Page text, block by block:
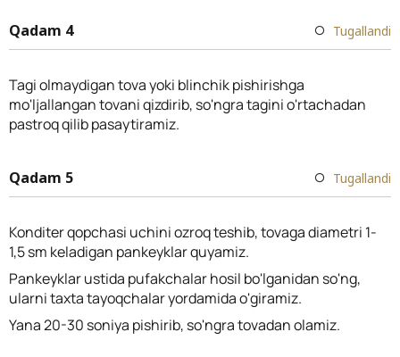
Qadam 4 Tugallandi
Tagi olmaydigan tova yoki blinchik pishirishga
mo'ljallangan tovani qizdirib, so'ngra tagini o'rtachadan
pastroq qilib pasaytiramiz.
Qadam 5 Tugallandi
Konditer qopchasi uchini ozroq teshib, tovaga diametri 1-
1,5 sm keladigan pankeyklar quyamiz.
Pankeyklar ustida pufakchalar hosil bo'lganidan so'ng,
ularni taxta tayoqchalar yordamida o'giramiz.
Yana 20-30 soniya pishirib, so'ngra tovadan olamiz.